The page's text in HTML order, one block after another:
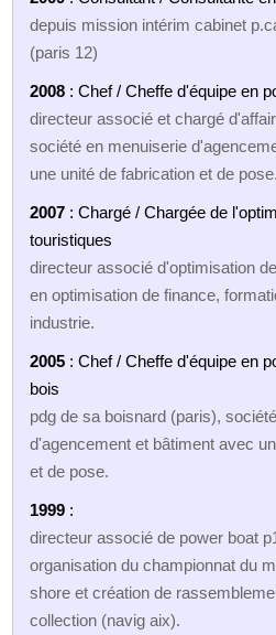
depuis mission intérim cabinet
(paris 12)
2008 : Chef / Cheffe d'équipe en
directeur associé et chargé
société en menuiserie
une unité de fabrication et de pose.
2007 : Chargé / Chargée de
touristiques
directeur associé d'optimisation
en optimisation de finance,
industrie.
2005 : Chef / Cheffe d'équipe en
bois
pdg de sa boisnard (paris),
d'agencement et bâtiment avec
et de pose.
1999 :
directeur associé de power boat
organisation du championnat du
shore et création de
collection (navig aix).